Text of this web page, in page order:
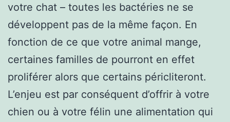
votre chat – toutes les bactéries ne se
développent pas de la même façon. En
fonction de ce que votre animal mange,
certaines familles de pourront en effet
proliférer alors que certains péricliteront.
L’enjeu est par conséquent d’offrir à votre
chien ou à votre félin une alimentation qui